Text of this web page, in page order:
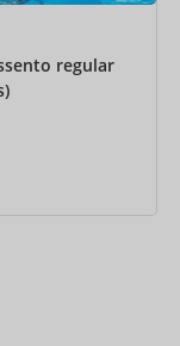
regular